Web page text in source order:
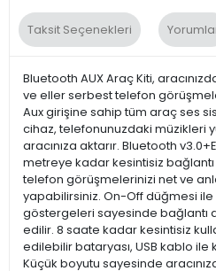
Taksit Seçenekleri
Bluetooth AUX Araç Kiti,
ve eller serbest telefon
Aux girişine sahip tüm araç ses
cihaz, telefonunuzdaki müzikleri
aracınıza aktarır. Bluetooth
metreye kadar kesintisiz
telefon görüşmelerinizi net ve
yapabilirsiniz. On-Off düğmesi ile
göstergeleri sayesinde bağlantı
edilir. 8 saate kadar kesintisiz
edilebilir bataryası, USB kablo
Küçük boyutu sayesinde